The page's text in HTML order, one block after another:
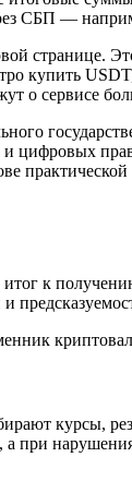
СБП —
странице.
купить
о сервисе
цифровых
к
а при